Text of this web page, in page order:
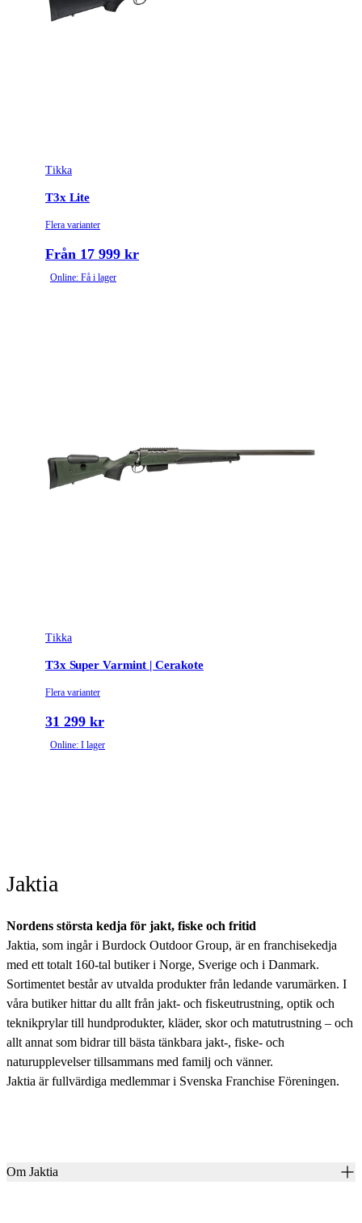
Tikka
T3x Lite
Flera varianter
Från 17 999 kr
Online: Få i lager
Tikka
T3x Super Varmint | Cerakote
Flera varianter
31 299 kr
Online: I lager
Jaktia
Nordens största kedja för jakt, fiske och fritid
Jaktia, som ingår i Burdock Outdoor Group, är en franchisekedja
med ett totalt 160-tal butiker i Norge, Sverige och i Danmark.
Sortimentet består av utvalda produkter från ledande varumärken. I
våra butiker hittar du allt från jakt- och fiskeutrustning, optik och
teknikprylar till hundprodukter, kläder, skor och matutrustning – och
allt annat som bidrar till bästa tänkbara jakt-, fiske- och
naturupplevelser tillsammans med familj och vänner.
Jaktia är fullvärdiga medlemmar i Svenska Franchise Föreningen.
Om Jaktia